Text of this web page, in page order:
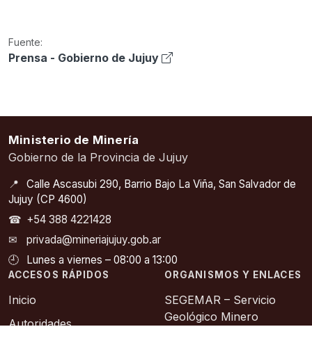
Fuente:
Prensa - Gobierno de Jujuy
Ministerio de Minería
Gobierno de la Provincia de Jujuy
📍
Calle Ascasubi 290, Barrio Bajo La Viña, San Salvador de
Jujuy (CP 4600)
☎ +54 388 4221428
✉
privada@mineriajujuy.gob.ar
🕘
Lunes a viernes – 08:00 a 13:00
ACCESOS RÁPIDOS
Inicio
Autoridades
ORGANISMOS Y ENLACES
SEGEMAR – Servicio
Geológico Minero